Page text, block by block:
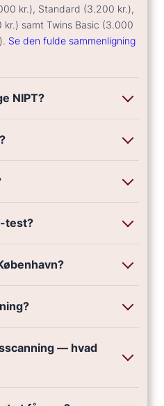
kr.), Standard (3.200 kr.),
samt Twins Basic (3.000
Se den fulde sammenligning
NIPT?
test?
— hvad